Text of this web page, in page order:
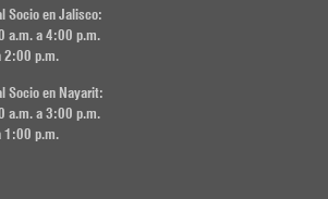
Socio en Jalisco:
a.m. a 4:00 p.m.
2:00 p.m.
Socio en Nayarit:
a.m. a 3:00 p.m.
1:00 p.m.